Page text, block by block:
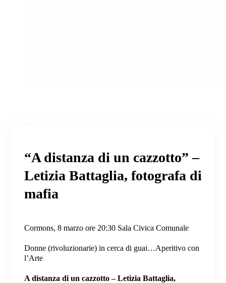
“A distanza di un cazzotto” –
Letizia Battaglia, fotografa di
mafia
Cormons, 8 marzo ore 20:30 Sala Civica Comunale
Donne (rivoluzionarie) in cerca di guai…Aperitivo con
l’Arte
A distanza di un cazzotto – Letizia Battaglia,